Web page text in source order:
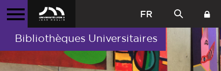
FR
Bibliothèques Universitaires